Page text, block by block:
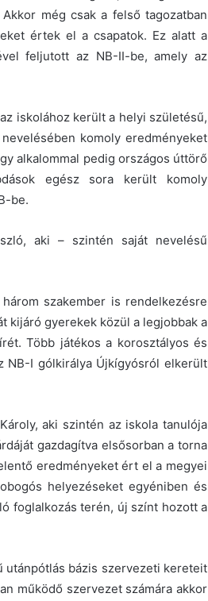
még csak a felső tagozatban
értek el a csapatok. Ez alatt a
feljutott az NB-II-be, amely az
iskolához került a helyi születésű,
komoly eredményeket
alkalommal pedig országos úttörő
egész sora került komoly
be.
aki – szintén saját nevelésű
szakember is rendelkezésre
kijáró gyerekek közül a legjobbak a
Több játékos a korosztályos és
I gólkirálya Újkígyósról elkerült
aki szintén az iskola tanulója
gazdagítva elsősorban a torna
eredményeket ért el a megyei
helyezéseket egyéniben és
foglalkozás terén, új színt hozott a
utánpótlás bázis szervezeti kereteit
működő szervezet számára akkor